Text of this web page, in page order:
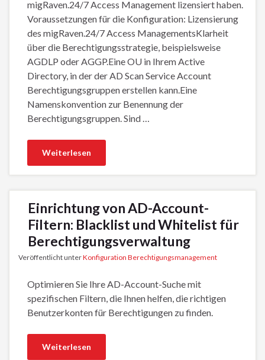
migRaven.24/7 Access Management lizensiert haben.
Voraussetzungen für die Konfiguration: Lizensierung
des migRaven.24/7 Access ManagementsKlarheit
über die Berechtigungsstrategie, beispielsweise
AGDLP oder AGGP.Eine OU in Ihrem Active
Directory, in der der AD Scan Service Account
Berechtigungsgruppen erstellen kann.Eine
Namenskonvention zur Benennung der
Berechtigungsgruppen. Sind …
Weiterlesen
Einrichtung von AD-Account-
Filtern: Blacklist und Whitelist für
Berechtigungsverwaltung
Veröffentlicht unterKonfiguration Berechtigungsmanagement
Optimieren Sie Ihre AD-Account-Suche mit
spezifischen Filtern, die Ihnen helfen, die richtigen
Benutzerkonten für Berechtigungen zu finden.
Weiterlesen